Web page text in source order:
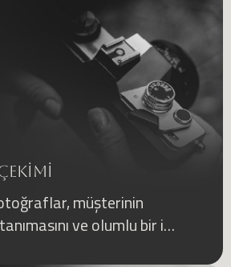
müşterinin
ve olumlu bir ilk